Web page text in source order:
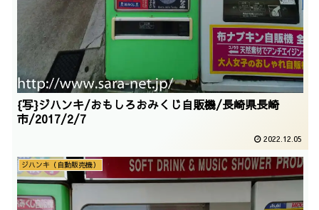
{写}ジハンキ/おもしろおみくじ自販機/長崎県長崎
市/2017/2/7
2022.12.05
ジハンキ（自動販売機）